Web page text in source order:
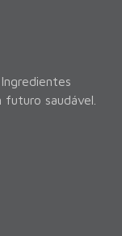
futuro saudável.